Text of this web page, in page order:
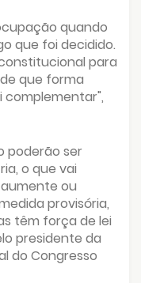
quando
que foi decidido.
para
que forma
complementar",
poderão ser
o que vai
ou
provisória,
têm força de lei
presidente da
do Congresso